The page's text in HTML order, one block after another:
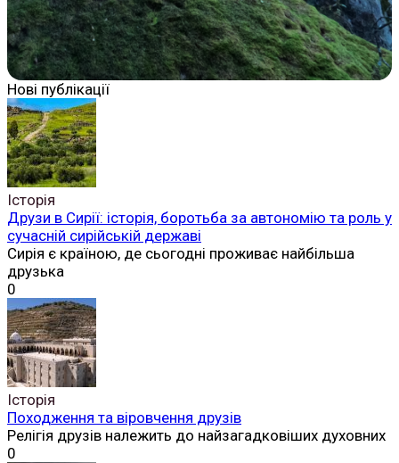
Нові публікації
Історія
Друзи в Сирії: історія, боротьба за автономію та роль у
сучасній сирійській державі
Сирія є країною, де сьогодні проживає найбільша
друзька
0
Історія
Походження та віровчення друзів
Релігія друзів належить до найзагадковіших духовних
0